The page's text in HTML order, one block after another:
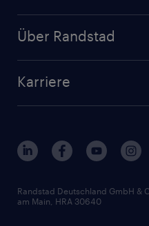
Initiativbewerbung
Randstad Akademie
Branchen
Über Randstad
Interne Karriere
FAQ - Bewerber / Kunden
Zertifikate und
Karriere
Berufsprofile
Gehaltsthemen
Bewerbungsratgeber
Randstad Deutschland GmbH &
am Main, HRA 30640